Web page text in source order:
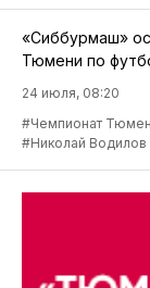
«Сиббурмаш»
Тюмени по
24 июля, 08:20
#Чемпионат
#Николай Водилов